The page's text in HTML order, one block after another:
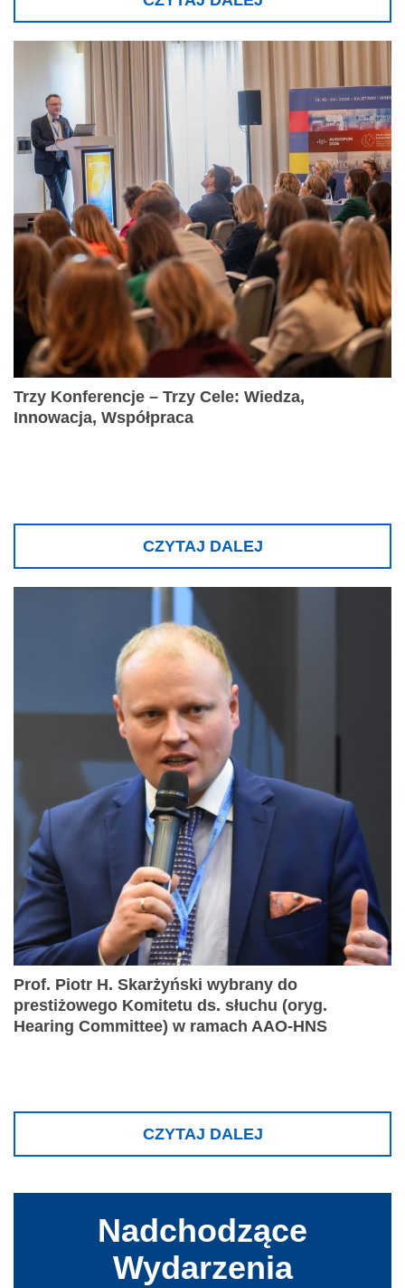
Trzy Konferencje – Trzy Cele: Wiedza,
Innowacja, Współpraca
CZYTAJ DALEJ
Prof. Piotr H. Skarżyński wybrany do
prestiżowego Komitetu ds. słuchu (oryg.
Hearing Committee) w ramach AAO-HNS
CZYTAJ DALEJ
Nadchodzące
Wydarzenia